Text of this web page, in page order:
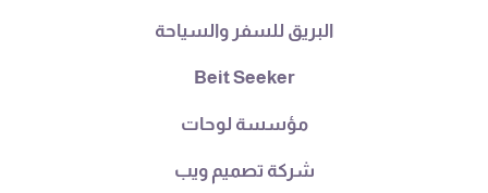
البريق للسفر والسياحة
Beit Seeker
مؤسسة لوحات
شركة تصميم ويب